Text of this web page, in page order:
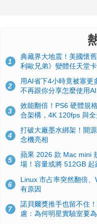
1
典藏界大地震！美國懷
利歐兄弟》變體任天堂
2
用AI省下4小時竟被塞更
不再跟你分享怎麼使用AI
3
效能翻倍！PS6 硬體規
合架構，4K 120fps 與
4
打破大廠墨水綁架！開
念機亮相
5
蘋果 2026 款 Mac mini
場！容量或將 512GB 起
6
Linux 市占率突然翻倍
有原因
7
諾貝爾獎推手也留不住
慮：為何明星實驗室要